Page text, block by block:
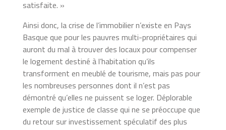
satisfaite. »
Ainsi donc, la crise de l’immobilier n’existe en Pays
Basque que pour les pauvres multi-propriétaires qui
auront du mal à trouver des locaux pour compenser
le logement destiné à l’habitation qu’ils
transforment en meublé de tourisme, mais pas pour
les nombreuses personnes dont il n’est pas
démontré qu’elles ne puissent se loger. Déplorable
exemple de justice de classe qui ne se préoccupe que
du retour sur investissement spéculatif des plus